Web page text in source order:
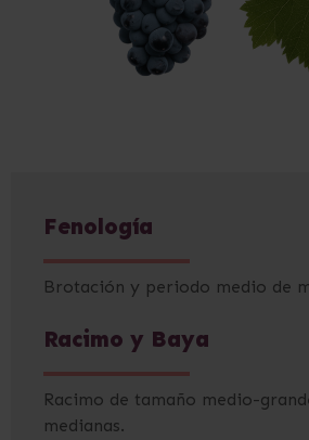
Fenología
Brotación y periodo medio de
Racimo y Baya
Racimo de tamaño medio-
medianas.